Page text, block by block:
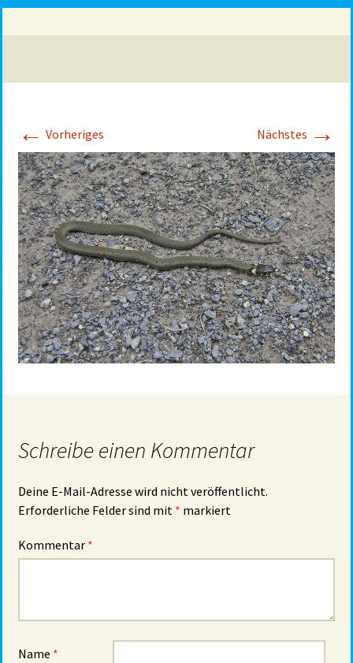
← Vorheriges Nächstes →
Schreibe einen Kommentar
Deine E-Mail-Adresse wird nicht veröffentlicht.
Erforderliche Felder sind mit * markiert
Kommentar *
Name *